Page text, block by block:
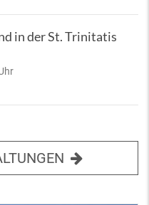
in der St. Trinitatis